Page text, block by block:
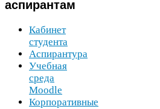
аспирантам
Кабинет
студента
Аспирантура
Учебная
среда
Moodle
Корпоративные